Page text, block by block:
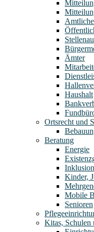
Ämter
Haushalt
Ortsrecht und
Beratung
Energie
Kinder,
Mobile
Senioren
Kitas, Schulen